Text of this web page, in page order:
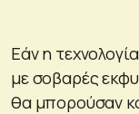
Εάν η
με σοβαρές
θα μπορούσαν